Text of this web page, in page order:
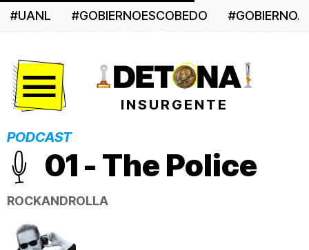
#UANL #GOBIERNOESCOBEDO
INSURGENTE
PODCAST
01 - The Police
ROCKANDROLLA